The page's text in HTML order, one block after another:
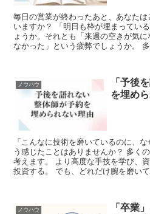
毎日の営業が終わったあと、あなた
いますか？ 「明日も枠が埋まってい
ょうか。それとも「来週の空きが気
なかった」という疲弊でしょうか。
ノウハウ
「予後
を埋め
「こんなに技術を磨いているのに、
う感じたことはありませんか？ 多く
考えます。 より高度な手技を学び、
投資する。 でも、どれだけ腕を磨い
ノウハウ
「卒業